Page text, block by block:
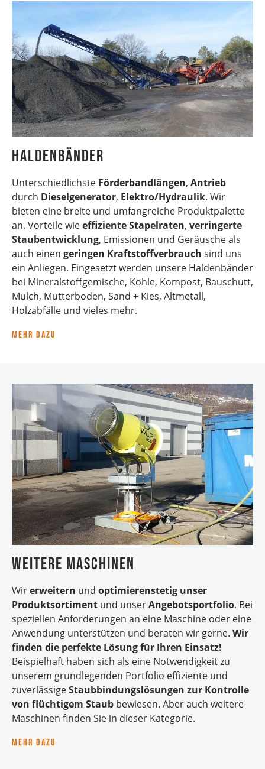
Haldenbänder
Unterschiedlichste Förderbandlängen, Antrieb
durch Dieselgenerator, Elektro/Hydraulik. Wir
bieten eine breite und umfangreiche Produktpalette
an. Vorteile wieeffiziente Stapelraten, verringerte
Staubentwicklung, Emissionen und Geräusche als
auch einen geringen Kraftstoffverbrauch sind uns
ein Anliegen. Eingesetzt werden unsere Haldenbänder
bei Mineralstoffgemische, Kohle, Kompost, Bauschutt,
Mulch, Mutterboden, Sand + Kies, Altmetall,
Holzabfälle und vieles mehr.
Mehr dazu
Weitere Maschinen
Wirerweitern und optimierenstetig unser
Produktsortiment und unserAngebotsportfolio. Bei
speziellen Anforderungen an eine Maschine oder eine
Anwendung unterstützen und beraten wir gerne. Wir
finden die perfekte Lösung für Ihren Einsatz!
Beispielhaft haben sich als eine Notwendigkeit zu
unserem grundlegenden Portfolio effiziente und
zuverlässigeStaubbindungslösungen zur Kontrolle
von flüchtigem Staub bewiesen. Aber auch weitere
Maschinen finden Sie in dieser Kategorie.
Mehr dazu